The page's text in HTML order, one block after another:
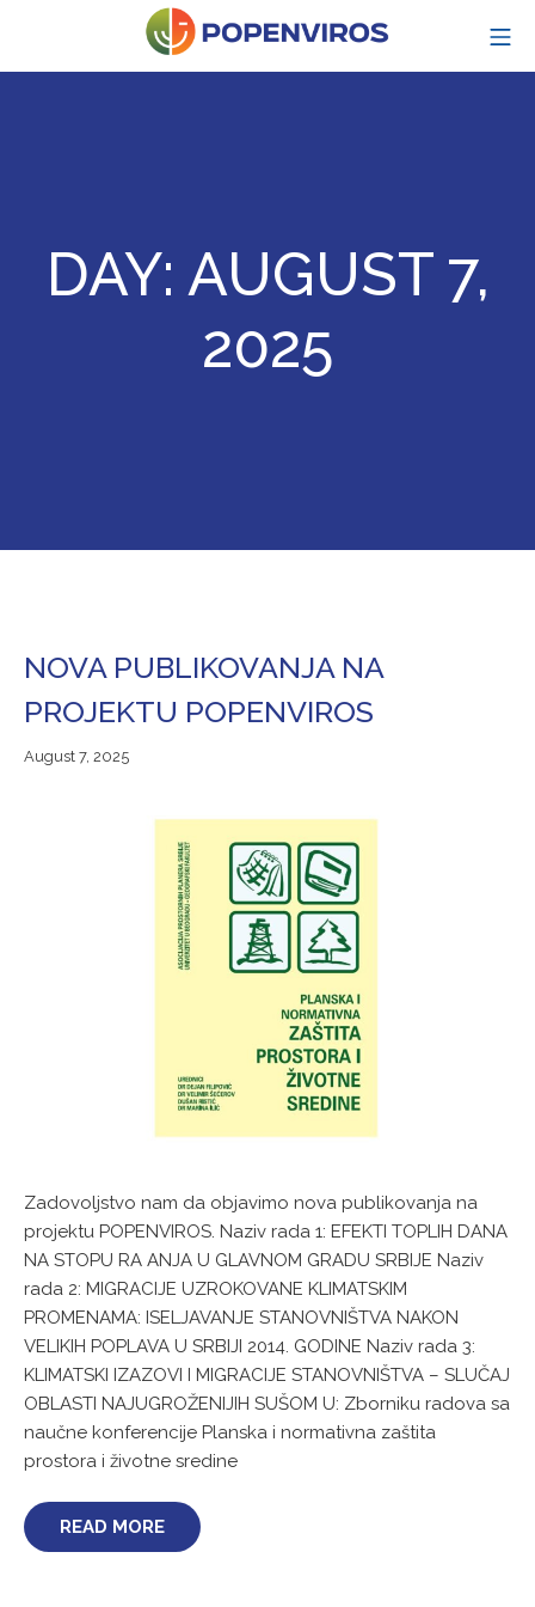
content
DAY: AUGUST 7,
2025
NOVA PUBLIKOVANJA NA
PROJEKTU POPENVIROS
August 7, 2025August
Zadovoljstvo nam da objavimo nova publikovanja na
projektu POPENVIROS. Naziv rada 1: EFEKTI TOPLIH DANA
NA STOPU RA ANJA U GLAVNOM GRADU SRBIJE Naziv
rada 2: MIGRACIJE UZROKOVANE KLIMATSKIM
PROMENAMA: ISELJAVANJE STANOVNIŠTVA NAKON
VELIKIH POPLAVA U SRBIJI 2014. GODINE Naziv rada 3:
KLIMATSKI IZAZOVI I MIGRACIJE STANOVNIŠTVA – SLUČAJ
OBLASTI NAJUGROŽENIJIH SUŠOM U: Zborniku radova sa
naučne konferencije Planska i normativna zaštita
prostora i životne sredine
READ MORE